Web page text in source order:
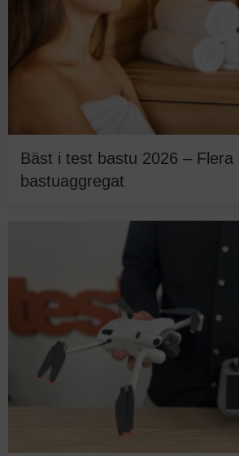
Bäst i test bastu 2026 – Flera
bastuaggregat